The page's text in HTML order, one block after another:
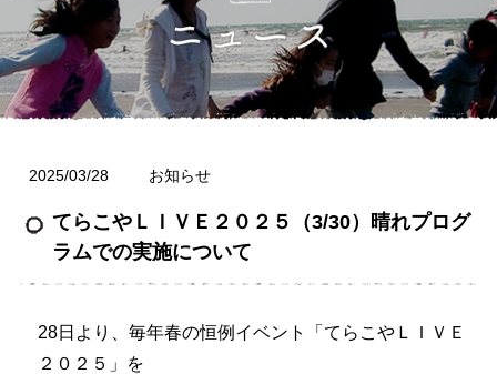
2025/03/28 お知らせ
てらこやＬＩＶＥ２０２５（3/30）晴れプログ
ラムでの実施について
28日より、毎年春の恒例イベント「てらこやＬＩＶＥ
２０２５」を